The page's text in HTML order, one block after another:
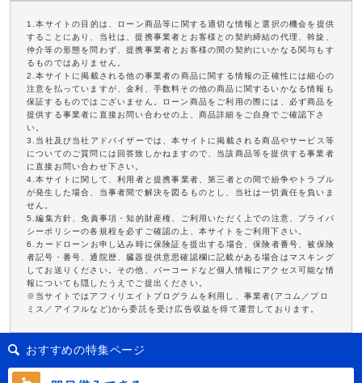
1.本サイトの目的は、ローン商品等に関する適切な情報と選択の機会を提供
することにあり、当社は、提携事業者とお客様との契約締結の代理、斡旋、
仲介等の形態を問わず、提携事業者とお客様の間の契約にいかなる関与もす
るものではありません。
2.本サイトに掲載される他の事業者の商品に関する情報の正確性には細心の
注意を払っていますが、金利、手数料その他の商品に関するいかなる情報も
保証するものではございません。ローン商品をご利用の際には、必ず商品を
提供する事業者に直接お問い合わせの上、商品詳細をご自身でご確認下さ
い。
3.当社及び当社アドバイザーでは、本サイトに掲載される商品やサービス等
についてのご質問には回答致しかねますので、当該商品等を提供する事業者
に直接お問い合わせ下さい。
4.本サイトに関して、利用者と提携事業者、第三者との間で紛争やトラブル
が発生した場合、当事者間で解決を図るものとし、当社は一切責任を負いま
せん。
5.編集方針、免責事項・知的財産権、ご利用いただく上での注意、プライバ
シーポリシーの各規程を必ずご確認の上、本サイトをご利用下さい。
6.カードローンお申し込み時に保険証を提出する場合、保険者番号、被保険
者記号・番号、通院歴、臓器提供意思確認欄に記載がある場合はマスキング
してお送りください。その他、バーコードなど個人情報にアクセス可能な情
報についても隠したうえでご提出ください。
※当サイトではアフィリエイトプログラムを利用し、事業者(アコム／プロ
ミス／アイフルなど)から委託を受け広告収益を得て運営しております。
おすすめの特集ページ